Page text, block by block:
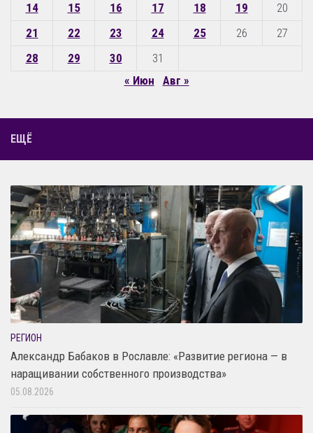
14
15 16 17 18 19
20
21
22 23 24 25 26
27
28
29 30
31
« Июн
Авг »
ЕЩЁ
РЕГИОН
Александр Бабаков в Рославле: «Развитие региона — в
наращивании собственного производства»
05.08.2026